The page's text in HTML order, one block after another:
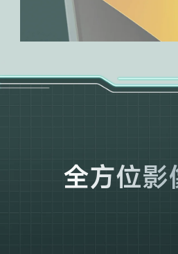
全方位影